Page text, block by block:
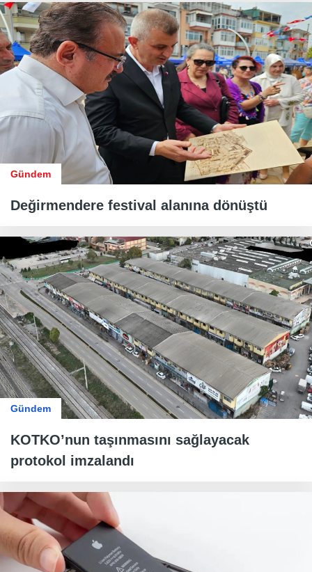
Gündem
Değirmendere festival alanına dönüştü
Gündem
KOTKO’nun taşınmasını sağlayacak
protokol imzalandı